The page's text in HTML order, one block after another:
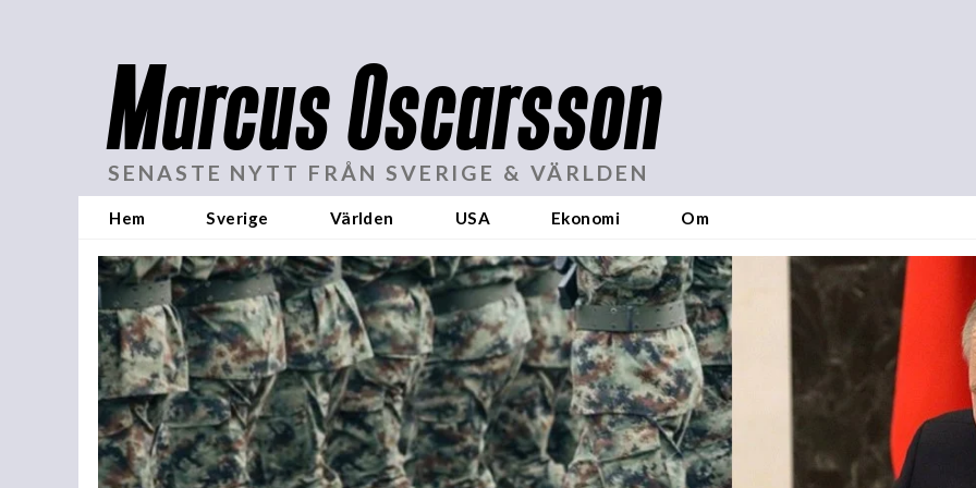
Marcus Oscarsson
SENASTE NYTT FRÅN SVERIGE & VÄRLDEN
Hem Sverige Världen USA Ekonomi Om